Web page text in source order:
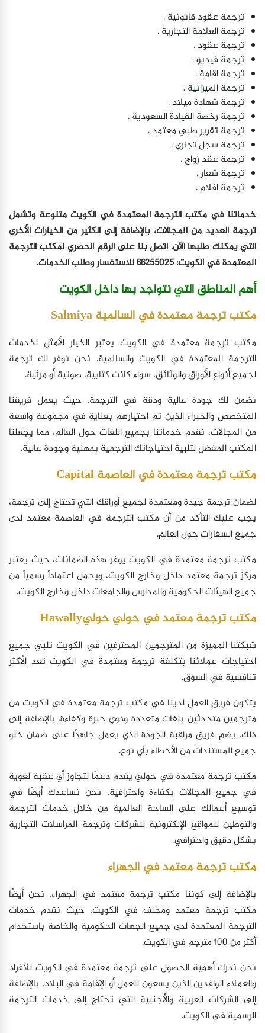
ترجمة عقود قانونية .
ترجمة العلامة التجارية .
ترجمة عقود .
ترجمة فيديو .
ترجمة اقامة .
ترجمة الميزانية .
ترجمة شهادة ميلاد .
ترجمة رخصة القيادة السعودية .
ترجمة تقرير طبي معتمد .
ترجمة سجل تجاري .
ترجمة عقد زواج .
ترجمة شعار .
ترجمة افلام .
خدماتنا في مكتب الترجمة المعتمدة في الكويت متنوعة وتشمل
ترجمة العديد من المجالات، بالإضافة إلى الكثير من الخيارات الأخرى
التي يمكنك طلبها الآن. اتصل بنا على الرقم الحصري لمكتب الترجمة
المعتمدة في الكويت: 66255025 للاستفسار وطلب الخدمات.
أهم المناطق التي نتواجد بها داخل الكويت
مكتب ترجمة معتمدة في السالمية Salmiya
مكتب ترجمة معتمدة في الكويت يعتبر الخيار الأمثل لخدمات
الترجمة المعتمدة في الكويت والسالمية. نحن نوفر لك ترجمة
لجميع أنواع الأوراق والوثائق، سواء كانت كتابية، صوتية أو مرئية.
نضمن لك جودة عالية ودقة في الترجمة، حيث يعمل فريقنا
المتخصص والخبراء الذين تم اختيارهم بعناية في مجموعة واسعة
من المجالات، نقدم خدماتنا بجميع اللغات حول العالم، مما يجعلنا
المكتب المفضل لتلبية احتياجاتك الترجمية بمهنية وجودة عالية.
مكتب ترجمة معتمدة في العاصمة Capital
لضمان ترجمة جيدة ومعتمدة لجميع أوراقك التي تحتاج إلى ترجمة،
يجب عليك التأكد من أن مكتب الترجمة في العاصمة معتمد لدى
جميع السفارات حول العالم.
مكتب ترجمة معتمدة في الكويت يوفر هذه الضمانات، حيث يعتبر
مركز ترجمة معتمد داخل وخارج الكويت، ويحمل اعتماداً رسمياً من
جميع الهيئات الحكومية والمدارس والجامعات داخل وخارج الكويت.
مكتب ترجمة معتمد في حولي حوليHawally
شبكتنا المميزة من المترجمين المحترفين في الكويت تلبي جميع
احتياجات عملائنا بتكلفة ترجمة معتمدة في الكويت تعد الأكثر
تنافسية في السوق.
يتكون فريق العمل لدينا في مكتب ترجمة معتمدة في الكويت من
مترجمين متحدثين بلغات متعددة وذوي خبرة وكفاءة، بالإضافة إلى
ذلك، يضم فريق مراقبة الجودة الذي يعمل جاهدًا على ضمان خلو
جميع المستندات من الأخطاء بأي نوع.
مكتب ترجمة معتمدة في حولي يقدم دعمًا لتجاوز أي عقبة لغوية
في جميع المجالات بكفاءة واحترافية، نحن نساعدك أيضًا في
توسيع أعمالك على الساحة العالمية من خلال خدمات الترجمة
والتوطين للمواقع الإلكترونية للشركات وترجمة المراسلات التجارية
بشكل دقيق واحترافي.
مكتب ترجمة معتمد في الجهراء
بالإضافة إلى كوننا مكتب ترجمة معتمد في الجهراء، نحن أيضًا
مكتب ترجمة معتمد ومحلف في الكويت، حيث نقدم خدمات
الترجمة المعتمدة لدى جميع الجهات الحكومية والخاصة باستخدام
أكثر من 100 مترجم في الكويت.
نحن ندرك أهمية الحصول على ترجمة معتمدة في الكويت للأفراد
والعملاء الوافدين الذين يسعون للعمل أو الإقامة في البلاد، بالإضافة
إلى الشركات العربية والأجنبية التي تحتاج إلى خدمات الترجمة
الرسمية في الكويت.